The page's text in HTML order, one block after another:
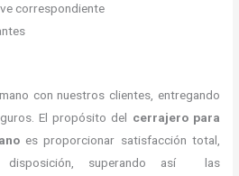
correspondiente
con nuestros clientes, entregando
El propósito del cerrajero para
es proporcionar satisfacción total,
disposición, superando así las